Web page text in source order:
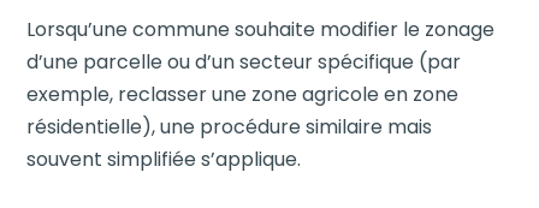
Lorsqu’une commune souhaite modifier le zonage
d’une parcelle ou d’un secteur spécifique (par
exemple, reclasser une zone agricole en zone
résidentielle), une procédure similaire mais
souvent simplifiée s’applique.